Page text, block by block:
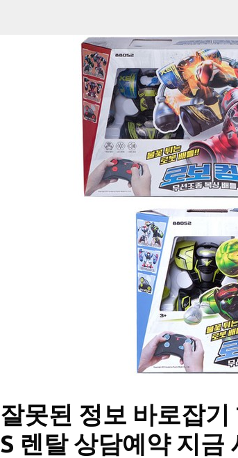
잘못된 정보 바로잡
S 렌탈 상담예약 지금